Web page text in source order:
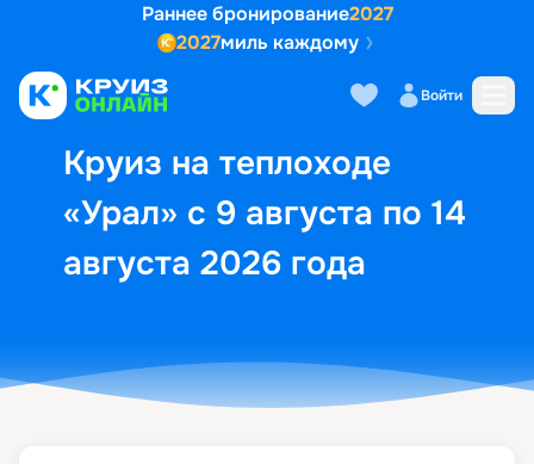
Раннее бронирование2027
2027миль каждому
Войти
Круиз на теплоходе
«Урал» с 9 августа по 14
августа 2026 года
Выбор кают Маршрут и